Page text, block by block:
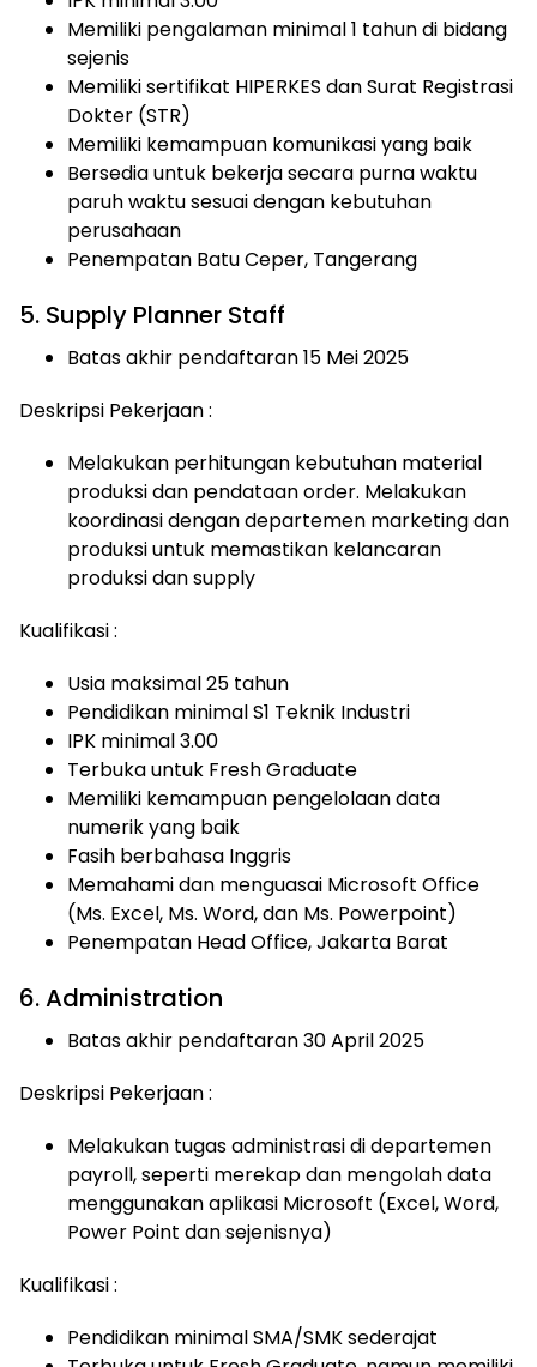
Memiliki pengalaman minimal 1 tahun di bidang
sejenis
Memiliki sertifikat HIPERKES dan Surat Registrasi
Dokter (STR)
Memiliki kemampuan komunikasi yang baik
Bersedia untuk bekerja secara purna waktu
paruh waktu sesuai dengan kebutuhan
perusahaan
Penempatan Batu Ceper, Tangerang
5. Supply Planner Staff
Batas akhir pendaftaran 15 Mei 2025
Deskripsi Pekerjaan :
Melakukan perhitungan kebutuhan material
produksi dan pendataan order. Melakukan
koordinasi dengan departemen marketing dan
produksi untuk memastikan kelancaran
produksi dan supply
Kualifikasi :
Usia maksimal 25 tahun
Pendidikan minimal S1 Teknik Industri
IPK minimal 3.00
Terbuka untuk Fresh Graduate
Memiliki kemampuan pengelolaan data
numerik yang baik
Fasih berbahasa Inggris
Memahami dan menguasai Microsoft Office
(Ms. Excel, Ms. Word, dan Ms. Powerpoint)
Penempatan Head Office, Jakarta Barat
6. Administration
Batas akhir pendaftaran 30 April 2025
Deskripsi Pekerjaan :
Melakukan tugas administrasi di departemen
payroll, seperti merekap dan mengolah data
menggunakan aplikasi Microsoft (Excel, Word,
Power Point dan sejenisnya)
Kualifikasi :
Pendidikan minimal SMA/SMK sederajat